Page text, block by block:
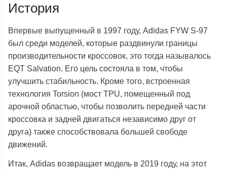
История
Впервые выпущенный в 1997 году, Adidas FYW S-97
был среди моделей, которые раздвинули границы
производительности кроссовок, это тогда называлось
EQT Salvation. Его цель состояла в том, чтобы
улучшить стабильность. Кроме того, встроенная
технология Torsion (мост TPU, помещенный под
арочной областью, чтобы позволить передней части
кроссовка и задней двигаться независимо друг от
друга) также способствовала большей свободе
движений.
Итак, Adidas возвращает модель в 2019 году, на этот